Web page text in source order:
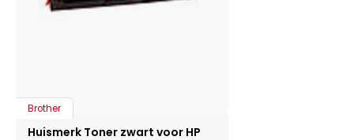
Brother
Huismerk Toner zwart voor HP